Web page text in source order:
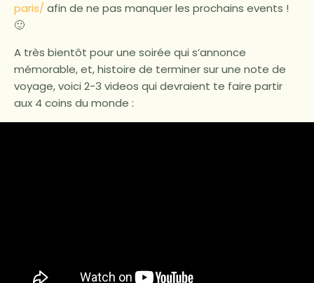
paris/ afin de ne pas manquer les prochains events !
🙂
A très bientôt pour une soirée qui s’annonce
mémorable, et, histoire de terminer sur une note de
voyage, voici 2-3 videos qui devraient te faire partir
aux 4 coins du monde :